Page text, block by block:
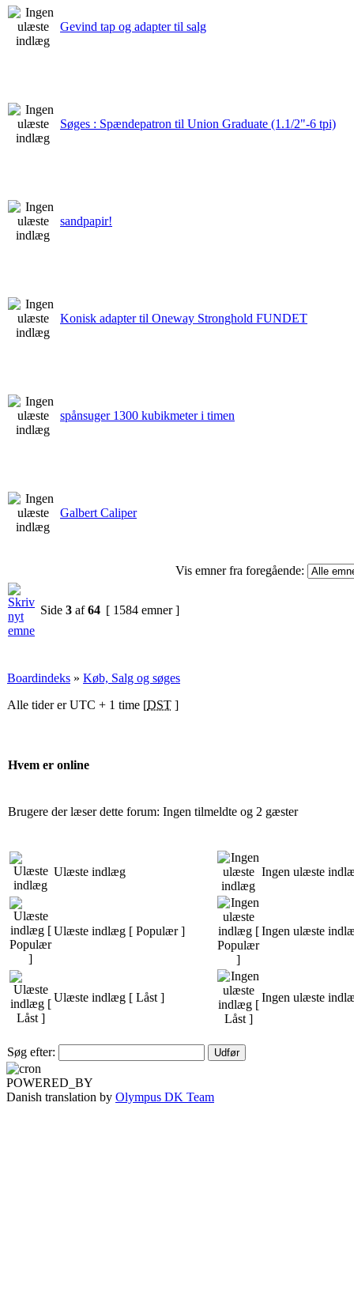
Gevind tap og adapter til salg
Søges : Spændepatron til Union Graduate (1.1/2"-6 tpi)
sandpapir!
Konisk adapter til Oneway Stronghold FUNDET
spånsuger 1300 kubikmeter i timen
Galbert Caliper
Vis emner fra foregående:
Side 3 af64 [ 1584 emner ]
Boardindeks » Køb, Salg og søges
Alle tider er UTC + 1 time [DST ]
Hvem er online
Brugere der læser dette forum: Ingen tilmeldte og 2 gæster
Ulæste indlæg Ingen ulæste
Ulæste indlæg [ Populær ] Ingen ulæste
Ulæste indlæg [ Låst ] Ingen ulæste
Søg efter:
POWERED_BY
Danish translation by Olympus DK Team